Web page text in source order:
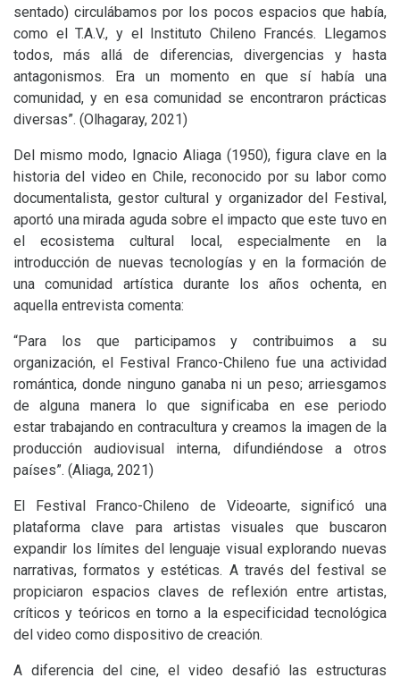
sentado) circulábamos por los pocos espacios que había,
como elT.A.V., y el Instituto Chileno Francés. Llegamos
todos, más allá de diferencias, divergencias y hasta
antagonismos. Era un momento en que sí había una
comunidad, y en esa comunidad se encontraron prácticas
diversas”. (Olhagaray, 2021)
Del mismo modo, Ignacio Aliaga (1950), figura clave en la
historia del video en Chile, reconocido por su labor como
documentalista, gestor cultural y organizador del Festival,
aportó una mirada aguda sobre el impacto que este tuvo en
el ecosistema cultural local, especialmente en la
introducción de nuevas tecnologías y en la formación de
una comunidad artística durante los años ochenta, en
aquella entrevista comenta:
“Para los que participamos y contribuimos a su
organización, el Festival Franco-Chileno fue una actividad
romántica, donde ninguno ganaba ni un peso; arriesgamos
de alguna manera lo que significaba en ese periodo
estar trabajando en contracultura y creamos la imagen de la
producción audiovisual interna, difundiéndose a otros
países”. (Aliaga, 2021)
El Festival Franco-Chileno de Videoarte, significó una
plataforma clave para artistas visuales que buscaron
expandir los límites del lenguaje visual explorando nuevas
narrativas, formatos y estéticas. A través del festival se
propiciaron espacios claves de reflexión entre artistas,
críticos y teóricos en torno a la especificidad tecnológica
del video como dispositivo de creación.
A diferencia del cine, el video desafió las estructuras